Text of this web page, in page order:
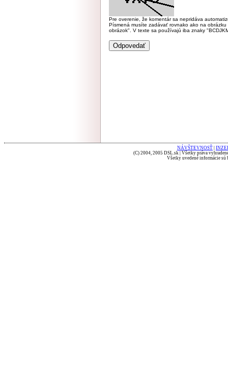
Pre overenie, že komentár sa nepridáva
Písmená musíte zadávať rovnako ako na
obrázok". V texte sa používajú iba znaky
NÁVŠTEVNOSŤ
(C) 2004, 2005 DSL.sk | Všetky práva
Všetky uvedené informácie sú